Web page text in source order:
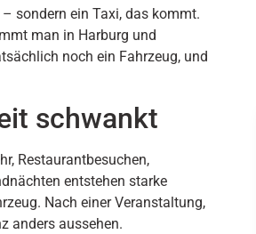
sondern ein Taxi, das kommt.
man in Harburg und
noch ein Fahrzeug, und
schwankt
Restaurantbesuchen,
entstehen starke
Nach einer Veranstaltung,
anders aussehen.